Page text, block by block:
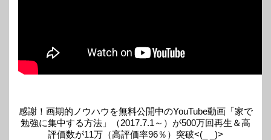
感謝！画期的ノウハウを無料公開中のYouTube動画「家で
勉強に集中する方法」（2017.7.1～）が500万回再生＆高
評価数が11万（高評価率96％）突破<(_ _)>